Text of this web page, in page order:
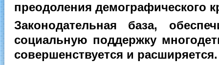
преодоления демографического
Законодательная база,
социальную поддержку
совершенствуется и расширяется.